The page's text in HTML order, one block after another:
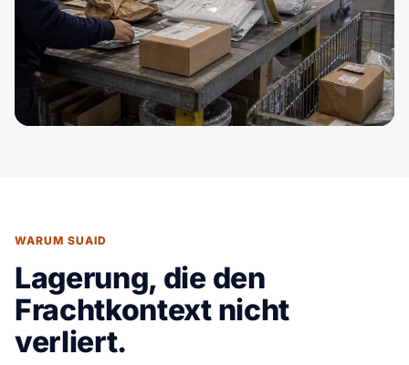
WARUM SUAID
Lagerung, die den
Frachtkontext nicht
verliert.